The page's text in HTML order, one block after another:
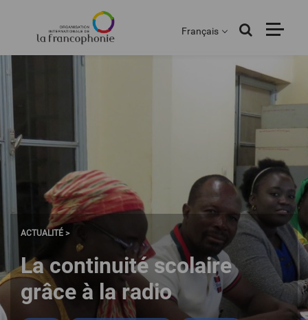
principal
Français
ACTUALITÉ >
La continuité scolaire
grâce à la radio